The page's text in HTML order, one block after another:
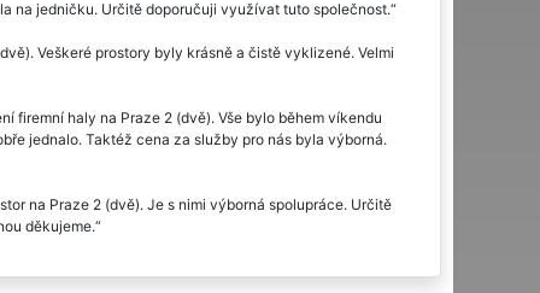
na jedničku. Určitě doporučuji využívat tuto společnost.
Veškeré prostory byly krásně a čistě vyklizené. Velmi
firemní haly na Praze 2 (dvě). Vše bylo během víkendu
jednalo. Taktéž cena za služby pro nás byla výborná.
na Praze 2 (dvě). Je s nimi výborná spolupráce. Určitě
děkujeme.